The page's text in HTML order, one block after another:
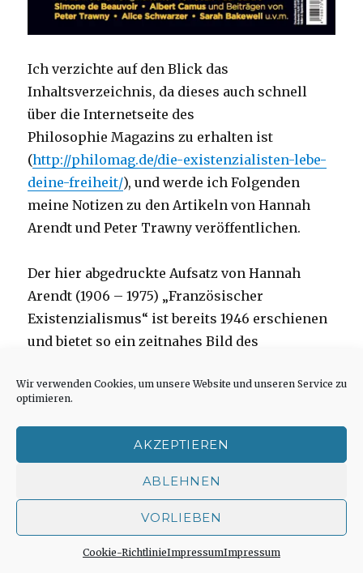
Wir verwenden Cookies, um unsere Website und unseren Service zu
optimieren.
AKZEPTIEREN
ABLEHNEN
VORLIEBEN
Cookie-RichtlinieImpressumImpressum
Ich verzichte auf den Blick das
Inhaltsverzeichnis, da dieses auch schnell
über die Internetseite des
Philosophie Magazins zu erhalten ist
(http://philomag.de/die-existenzialisten-lebe-
deine-freiheit/), und werde ich Folgenden
meine Notizen zu den Artikeln von Hannah
Arendt und Peter Trawny veröffentlichen.
Der hier abgedruckte Aufsatz von Hannah
Arendt (1906 – 1975) „Französischer
Existenzialismus“ ist bereits 1946 erschienen
und bietet so ein zeitnahes Bild des
besonders mit Jean-Paul Sartre und Albert
Richtung in Gestalt von Literatur erscheint,
indem beide als Schriftsteller bzw.
Schauspielautoren hervortraten und nicht als
wissenschaftliche Philosophen.